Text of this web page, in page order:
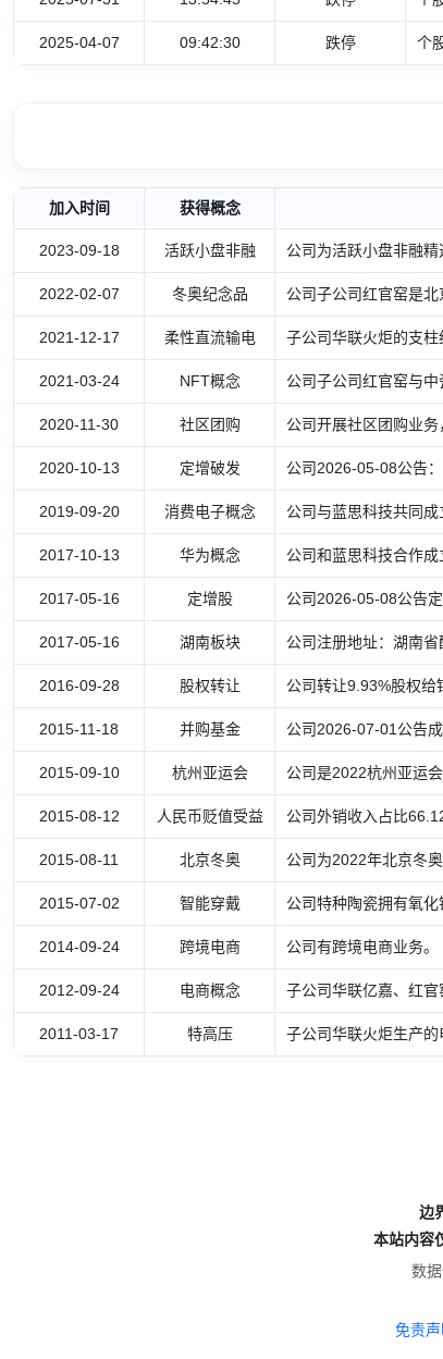
2025-04-07 09:42:30 跌停 个
加入时间 获得概念
2023-09-18 活跃小盘非融 公司为活跃小盘非融精
2022-02-07 冬奥纪念品 公司子公司红官窑是北
2021-12-17 柔性直流输电 子公司华联火炬的支
2021-03-24 NFT概念 公司子公司红官窑与
2020-11-30 社区团购 公司开展社区团购业务
2020-10-13 定增破发 公司2026-05-08公告
2019-09-20 消费电子概念 公司与蓝思科技共同
2017-10-13 华为概念 公司和蓝思科技合作
2017-05-16 定增股 公司2026-05-08公告
2017-05-16 湖南板块 公司注册地址：湖南
2016-09-28 股权转让 公司转让9.93%股权给
2015-11-18 并购基金 公司2026-07-01公告
2015-09-10 杭州亚运会 公司是2022杭州亚运
2015-08-12 人民币贬值受益 公司外销收入占比
2015-08-11 北京冬奥 公司为2022年北京冬
2015-07-02 智能穿戴 公司特种陶瓷拥有氧
2014-09-24 跨境电商 公司有跨境电商业务。
2012-09-24 电商概念 子公司华联亿嘉、红
2011-03-17 特高压 子公司华联火炬生产的
边
本站内容
数
免责声